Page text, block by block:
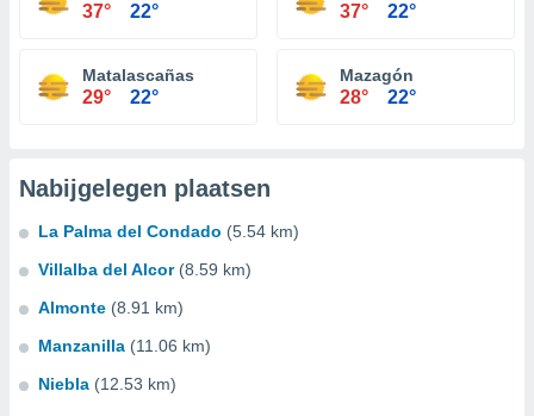
37° 22° 37° 22°
Matalascañas
29° 22°
Mazagón
28° 22°
Nabijgelegen plaatsen
La Palma del Condado (5.54 km)
Villalba del Alcor (8.59 km)
Almonte (8.91 km)
Manzanilla (11.06 km)
Niebla (12.53 km)